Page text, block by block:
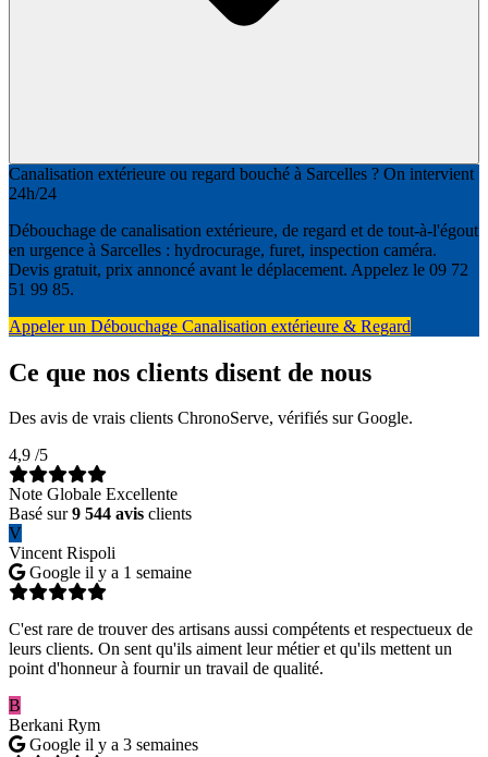
Canalisation extérieure ou regard bouché à Sarcelles ? On intervient
24h/24
Débouchage de canalisation extérieure, de regard et de tout-à-l'égout
en urgence à Sarcelles : hydrocurage, furet, inspection caméra.
Devis gratuit, prix annoncé avant le déplacement. Appelez le 09 72
51 99 85.
Appeler un Débouchage Canalisation extérieure & Regard
Ce que nos clients disent de nous
Des avis de vrais clients ChronoServe, vérifiés sur Google.
4,9 /5
Note Globale Excellente
Basé sur9 544 avis clients
V
Vincent Rispoli
Google il y a 1 semaine
C'est rare de trouver des artisans aussi compétents et respectueux de
leurs clients. On sent qu'ils aiment leur métier et qu'ils mettent un
point d'honneur à fournir un travail de qualité.
B
Berkani Rym
Google il y a 3 semaines